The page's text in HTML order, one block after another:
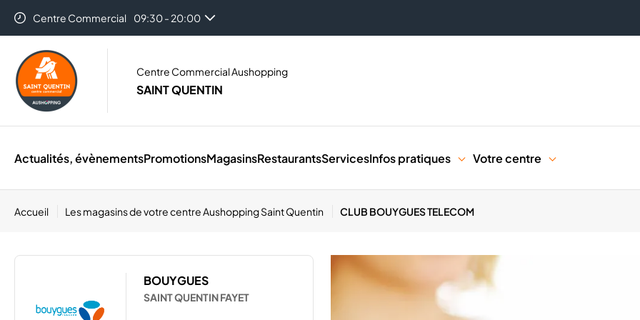
Centre Commercial 09:30 - 20:00
Centre Commercial Aushopping
SAINT QUENTIN
Actualités, évènementsPromotionsMagasinsRestaurantsServicesInfos pratiques Votre centre
Accueil Les magasins de votre centre Aushopping Saint Quentin CLUB BOUYGUES TELECOM
BOUYGUES
SAINT QUENTIN FAYET